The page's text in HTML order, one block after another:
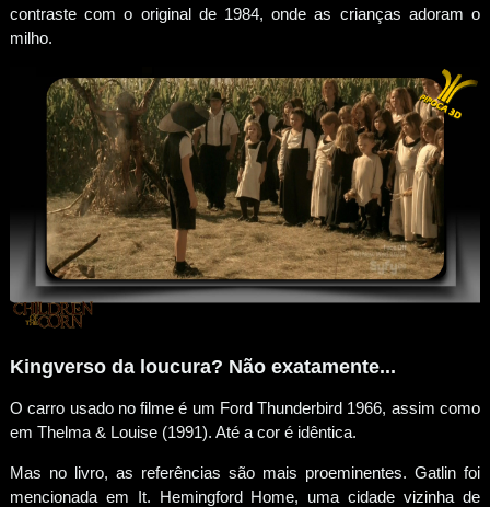
contraste com o original de 1984, onde as crianças adoram o
milho.
Kingverso da loucura? Não exatamente...
O carro usado no filme é um Ford Thunderbird 1966, assim como
em Thelma & Louise (1991). Até a cor é idêntica.
Mas no livro, as referências são mais proeminentes. Gatlin foi
mencionada em It. Hemingford Home, uma cidade vizinha de